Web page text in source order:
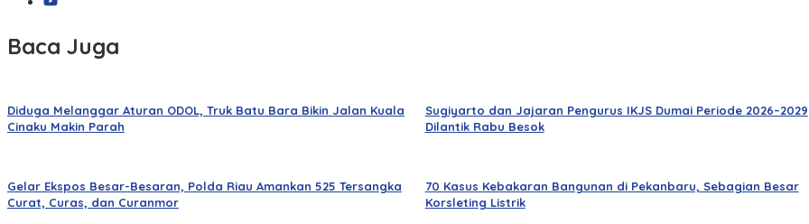
Baca Juga
Diduga Melanggar Aturan ODOL, Truk Batu Bara Bikin Jalan Kuala
Cinaku Makin Parah
Sugiyarto dan Jajaran Pengurus IKJS Dumai Periode 2026–2029
Dilantik Rabu Besok
Gelar Ekspos Besar-Besaran, Polda Riau Amankan 525 Tersangka
Curat, Curas, dan Curanmor
70 Kasus Kebakaran Bangunan di Pekanbaru, Sebagian Besar
Korsleting Listrik